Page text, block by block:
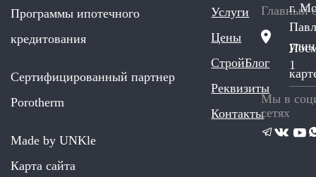
Программы ипотечного
кредитования
Сертифицированный партнер
Porotherm
Made by UNKle
Карта сайта
Услуги
Цены
СтройБлог
Реквизиты
Контакты
Главный
г.
1
Мы в
сетях